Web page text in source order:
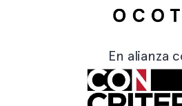
En alianza